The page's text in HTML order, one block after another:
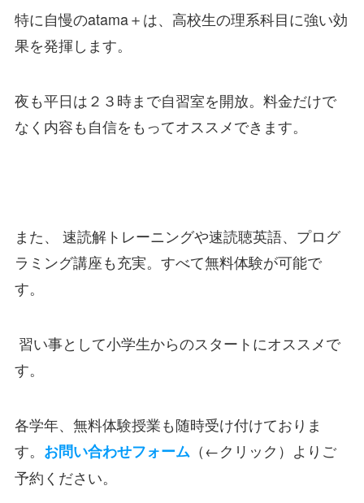
特に自慢のatama＋は、高校生の理系科目に強い効
果を発揮します。
夜も平日は２３時まで自習室を開放。料金だけで
なく内容も自信をもってオススメできます。
また、
速読解トレーニングや速読聴英語、プログ
ラミング講座も充実。すべて無料体験が可能で
す。
習い事として小学生からのスタートにオススメで
す。
各学年、無料体験授業も随時受け付けておりま
す。 お問い合わせフォーム （←クリック）よりご
予約ください。